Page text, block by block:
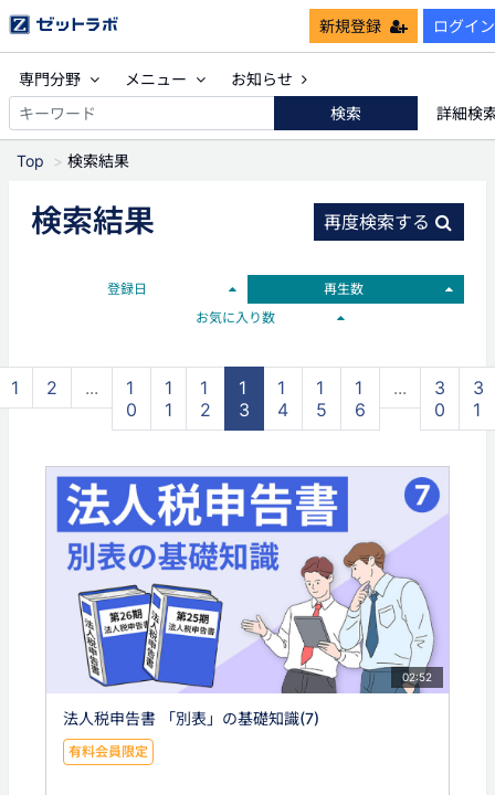
新規登録 ログイン
専門分野 メニュー
お知らせ
検索
詳細検
Top 検索結果
検索結果 再度検索する
登録日
再生数
お気に入り数
1 2 ...
1
0
1
1
1
2
1
3
1
4
1
5
1
6
...
3
0
3
1
02:52
法人税申告書 「別表」の基礎知識(7)
有料会員限定